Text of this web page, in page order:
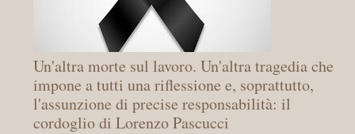
Un'altra morte sul lavoro. Un'altra tragedia che
impone a tutti una riflessione e, soprattutto,
l'assunzione di precise responsabilità: il
cordoglio di Lorenzo Pascucci